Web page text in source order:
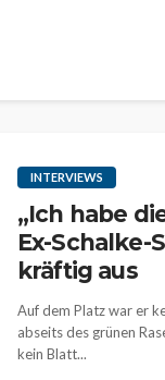
INTERVIEWS
„Ich habe
Ex-Schalke-
kräftig aus
Auf dem Platz war er
abseits des grünen
kein Blatt...